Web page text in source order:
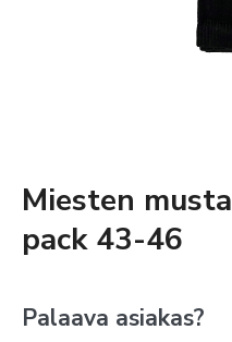
Miesten
pack 43-46
Palaava asiakas?